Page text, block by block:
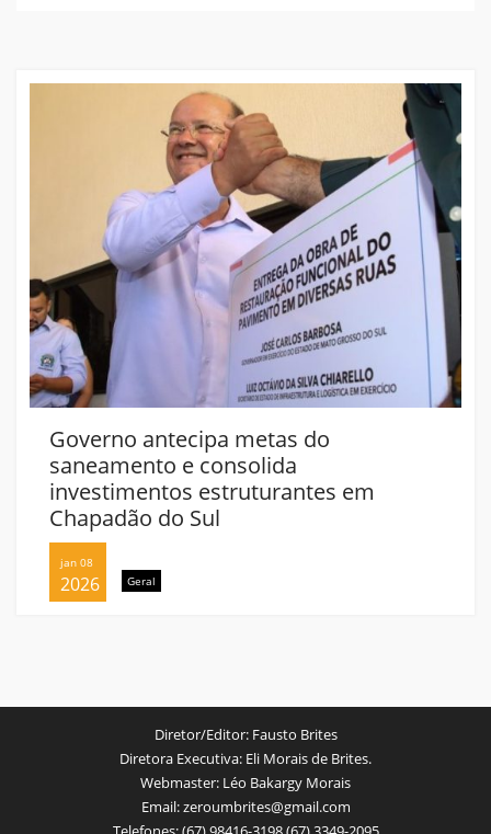
Governo antecipa metas do
saneamento e consolida
investimentos estruturantes em
Chapadão do Sul
jan 08
2026 Geral
Diretor/Editor:Fausto Brites
Diretora Executiva: Eli Morais de Brites.
Webmaster: Léo Bakargy Morais
Email:zeroumbrites@gmail.com